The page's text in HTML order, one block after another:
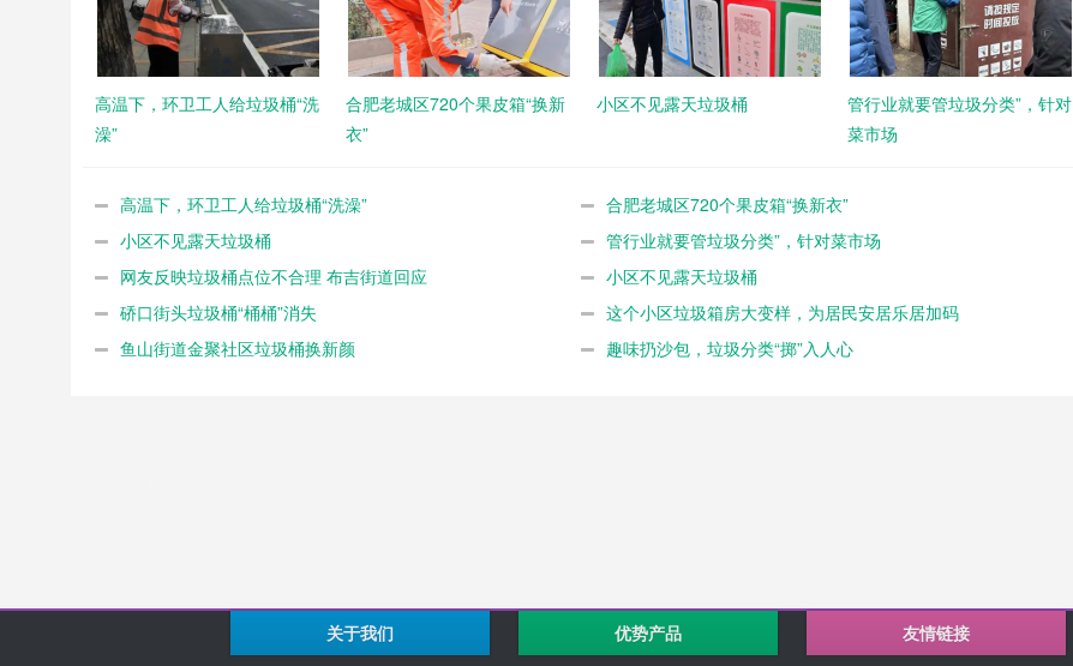
高温下，环卫工人给垃圾桶“洗
澡”
合肥老城区720个果皮箱“换新
衣”
小区不见露天垃圾桶
管行业就要管垃圾分类”，针对
菜市场
高温下，环卫工人给垃圾桶“洗澡”
合肥老城区720个果皮箱“换新衣”
小区不见露天垃圾桶
管行业就要管垃圾分类”，针对菜市场
网友反映垃圾桶点位不合理 布吉街道回应
小区不见露天垃圾桶
硚口街头垃圾桶“桶桶”消失
这个小区垃圾箱房大变样，为居民安居乐居加码
鱼山街道金聚社区垃圾桶换新颜
趣味扔沙包，垃圾分类“掷”入人心
关于我们 优势产品 友情链接